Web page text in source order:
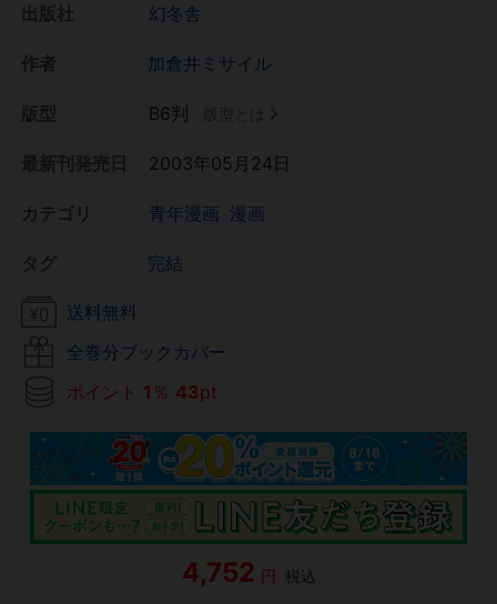
幻冬舎
加倉井ミサイル
B6判
2003年05月24日
青年漫画 漫画
完結
送料無料
全巻分ブックカバー
ポイント 1 ％ 43pt
4,752 円 税込